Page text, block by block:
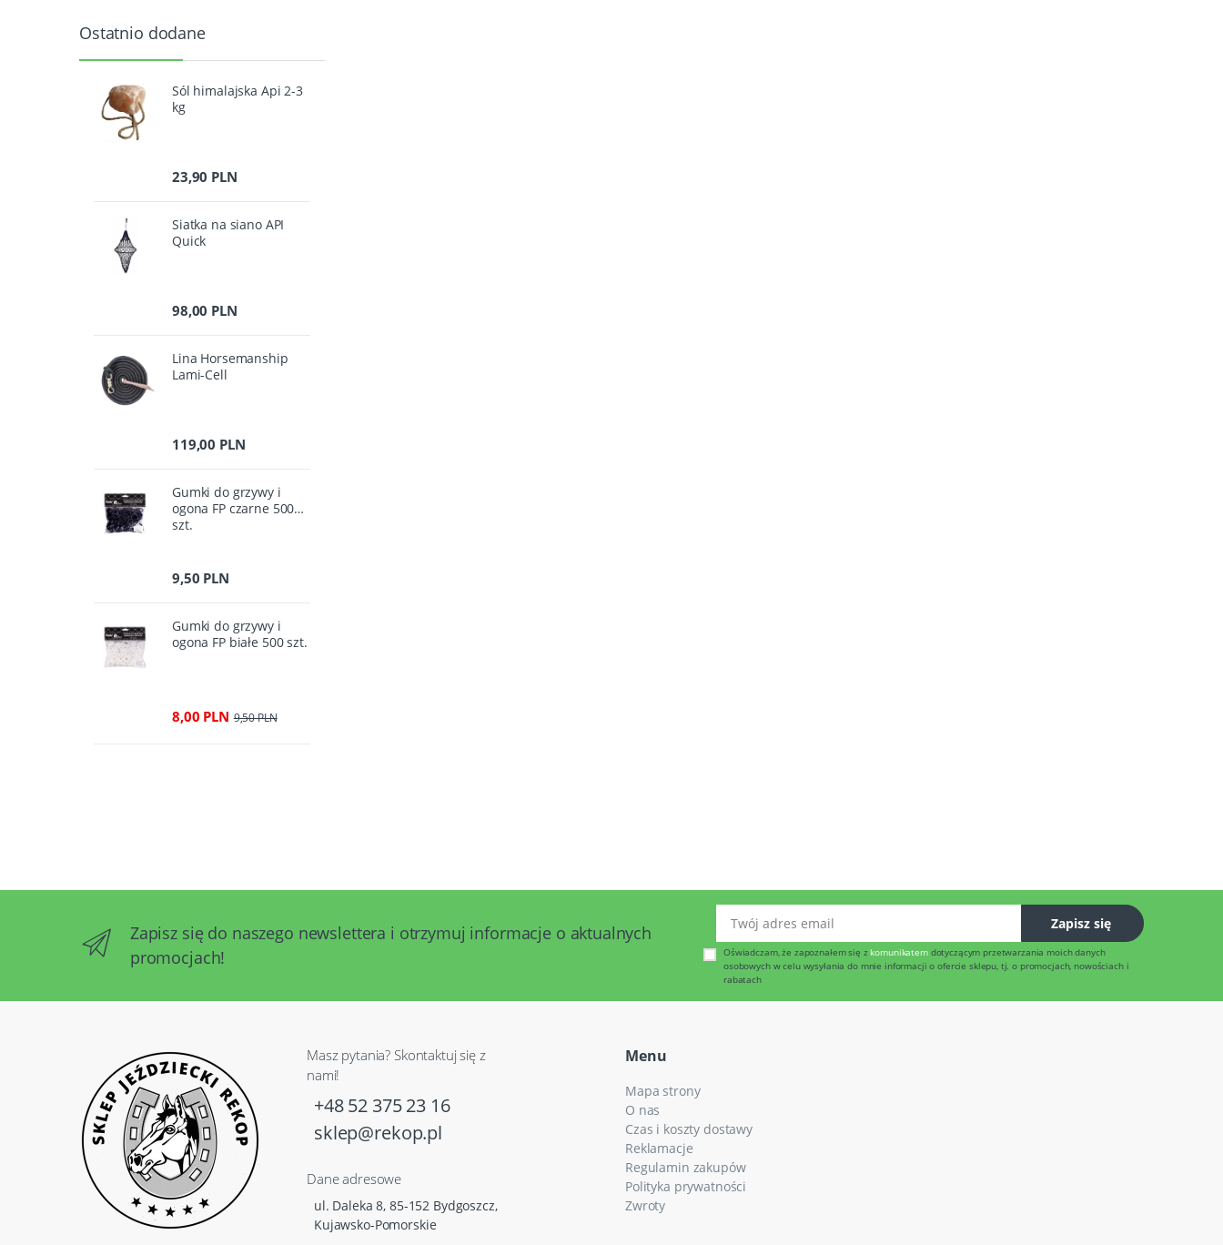
Ostatnio dodane
Sól himalajska Api 2-3
kg
23,90 PLN
Siatka na siano API
Quick
98,00 PLN
Lina Horsemanship
Lami-Cell
119,00 PLN
Gumki do grzywy i
ogona FP czarne 500
szt.
9,50 PLN
Gumki do grzywy i
ogona FP białe 500 szt.
8,00 PLN 9,50 PLN
Zapisz się do naszego newslettera i otrzymuj informacje o aktualnych
promocjach!
Zapisz się
Oświadczam, że zapoznałem się z komunikatemdotyczącym przetwarzania moich danych
osobowych w celu wysyłania do mnie informacji o ofercie sklepu, tj. o promocjach, nowościach i
rabatach
Masz pytania? Skontaktuj się z
nami!
+48 52 375 23 16
sklep@rekop.pl
Dane adresowe
ul. Daleka 8, 85-152 Bydgoszcz,
Kujawsko-Pomorskie
Menu
Mapa strony
O nas
Czas i koszty dostawy
Reklamacje
Regulamin zakupów
Polityka prywatności
Zwroty